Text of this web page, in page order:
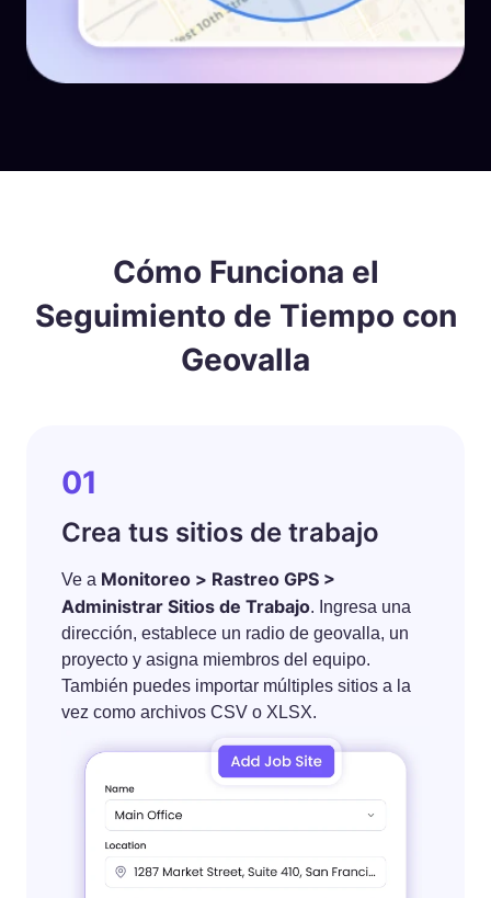
Cómo Funciona el
Seguimiento de Tiempo con
Geovalla
01
Crea tus sitios de trabajo
Ve a Monitoreo > Rastreo GPS >
Administrar Sitios de Trabajo. Ingresa una
dirección, establece un radio de geovalla, un
proyecto y asigna miembros del equipo.
También puedes importar múltiples sitios a la
vez como archivos CSV o XLSX.